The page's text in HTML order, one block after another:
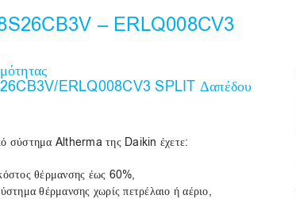
– ERLQ008CV3
ERLQ008CV3 SPLIT Δαπέδου
σύστημα Altherma της Daikin έχετε:
θέρμανσης έως 60%,
θέρμανσης χωρίς πετρέλαιο ή αέριο,